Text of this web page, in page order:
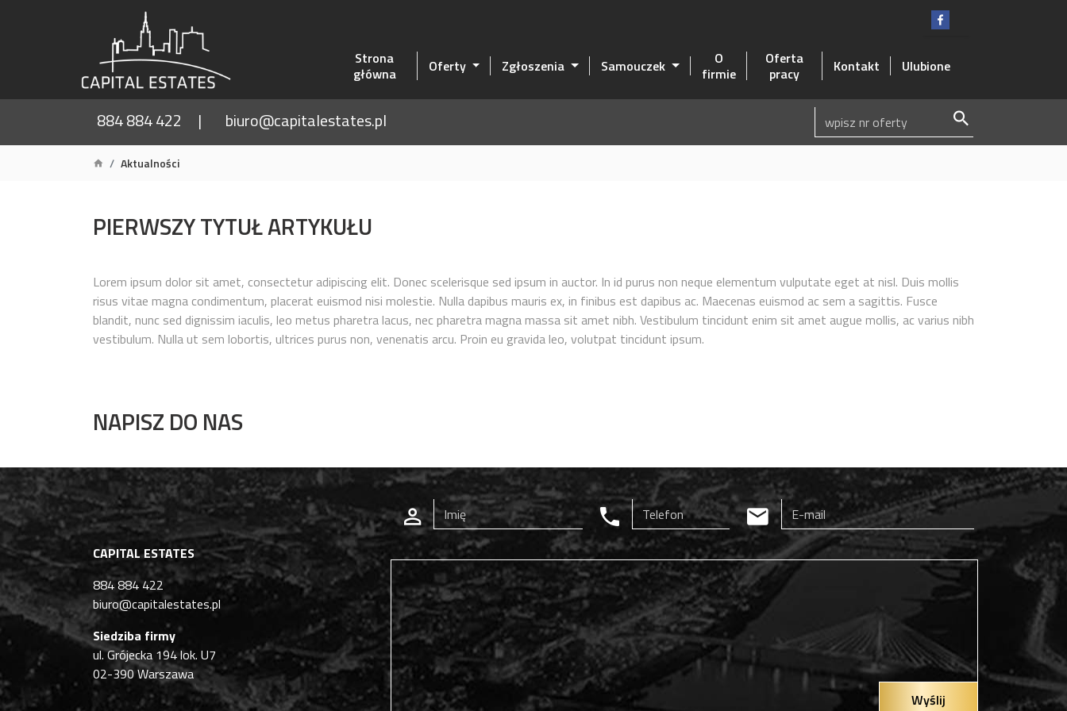
Strona
główna
Oferty Zgłoszenia Samouczek
O
firmie
Oferta
pracy
Kontakt Ulubione
884 884 422 biuro@capitalestates.pl
Aktualności
PIERWSZY TYTUŁ ARTYKUŁU
Lorem ipsum dolor sit amet, consectetur adipiscing elit. Donec scelerisque sed ipsum in auctor. In id purus non neque elementum vulputate eget at nisl. Duis mollis
risus vitae magna condimentum, placerat euismod nisi molestie. Nulla dapibus mauris ex, in finibus est dapibus ac. Maecenas euismod ac sem a sagittis. Fusce
blandit, nunc sed dignissim iaculis, leo metus pharetra lacus, nec pharetra magna massa sit amet nibh. Vestibulum tincidunt enim sit amet augue mollis, ac varius nibh
vestibulum. Nulla ut sem lobortis, ultrices purus non, venenatis arcu. Proin eu gravida leo, volutpat tincidunt ipsum.
NAPISZ DO NAS
CAPITAL ESTATES
884 884 422
biuro@capitalestates.pl
Siedziba firmy
ul. Grójecka 194 lok. U7
02-390 Warszawa
Wyślij